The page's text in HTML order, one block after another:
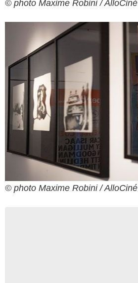
© photo Maxime Robini / AlloCiné
© photo Maxime Robini / AlloCiné